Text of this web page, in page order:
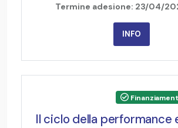
Termine adesione: 23/04/
INFO
Il ciclo della performance